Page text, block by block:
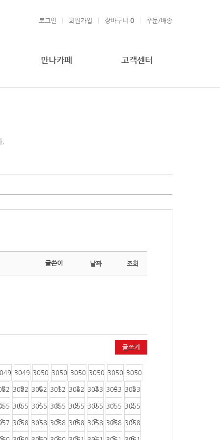
로그인 회원가입 장바구니 0 주문/배송
만나카페 고객센터
글쓴이 날짜 조회
글쓰기
8
3049
9
3050
0
3050
1
3050
2
3050
3
3050
4
3050
5
5
3052
6
3052
7
3052
8
3052
9
3053
0
3053
1
3053
2
2
3055
3
3055
4
3055
5
3055
6
3055
7
3055
8
3055
9
9
3058
0
3058
1
3058
2
3058
3
3058
4
3058
5
3058
6